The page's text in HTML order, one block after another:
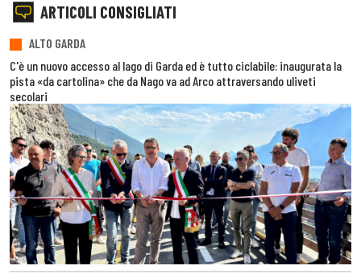
ARTICOLI CONSIGLIATI
ALTO GARDA
C'è un nuovo accesso al lago di Garda ed è tutto ciclabile: inaugurata la
pista «da cartolina» che da Nago va ad Arco attraversando uliveti
secolari